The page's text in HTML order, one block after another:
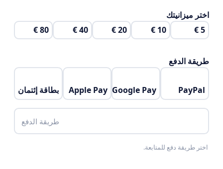
اختر ميزانيتك
5 €
10 €
20 €
40 €
80 €
طريقة الدفع
PayPal
Google Pay
Apple Pay بطاقة إئتمان
طريقة الدفع
اختر طريقة دفع للمتابعة.